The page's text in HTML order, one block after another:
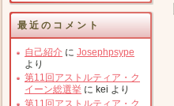
最近のコメント
自己紹介 に Josephpsype
より
第11回アストルティア・ク
イーン総選挙 に kei より
第11回アストルティア・ク